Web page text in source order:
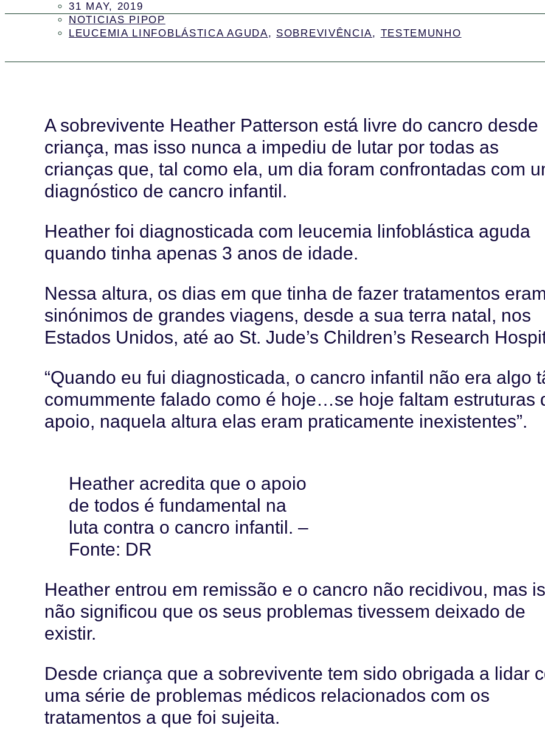
31 MAY, 2019
NOTICIAS PIPOP
LEUCEMIA LINFOBLÁSTICA AGUDA, SOBREVIVÊNCIA, TESTEMUNHO
A sobrevivente Heather Patterson está livre do cancro desde
criança, mas isso nunca a impediu de lutar por todas as
crianças que, tal como ela, um dia foram confrontadas com
diagnóstico de cancro infantil.
Heather foi diagnosticada com leucemia linfoblástica aguda
quando tinha apenas 3 anos de idade.
Nessa altura, os dias em que tinha de fazer tratamentos eram
sinónimos de grandes viagens, desde a sua terra natal, nos
Estados Unidos, até ao St. Jude’s Children’s Research
“Quando eu fui diagnosticada, o cancro infantil não era algo
comummente falado como é hoje…se hoje faltam estruturas
apoio, naquela altura elas eram praticamente inexistentes”.
Heather acredita que o apoio
de todos é fundamental na
luta contra o cancro infantil. –
Fonte: DR
Heather entrou em remissão e o cancro não recidivou, mas
não significou que os seus problemas tivessem deixado de
existir.
Desde criança que a sobrevivente tem sido obrigada a lidar
uma série de problemas médicos relacionados com os
tratamentos a que foi sujeita.